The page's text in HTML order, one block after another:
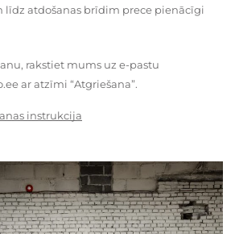
līdz atdošanas brīdim prece pienācīgi
rakstiet mums uz e-pastu
ar atzīmi “Atgriešana”.
instrukcija